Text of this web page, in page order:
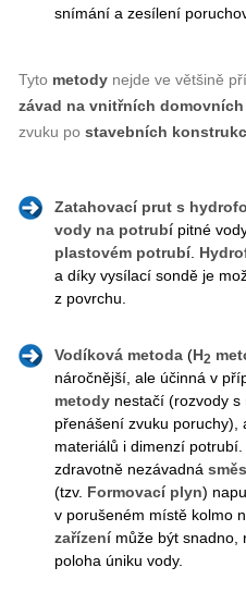
snímání a zesílení
Tyto metody nejde ve většině
závad na vnitřních domovních
zvuku po stavebních
Zatahovací prut s
vody na potrubípitné
plastovém potrubí.
a díky vysílací sondě je
z povrchu.
Vodíková metoda (H2
náročnější, ale účinná v
metody nestačí (rozvody
přenášení zvuku poruchy),
materiálů i dimenzí
zdravotně nezávadná
(tzv. Formovací plyn)
v porušeném místě kolmo
zařízenímůže být snadno,
poloha úniku vody.